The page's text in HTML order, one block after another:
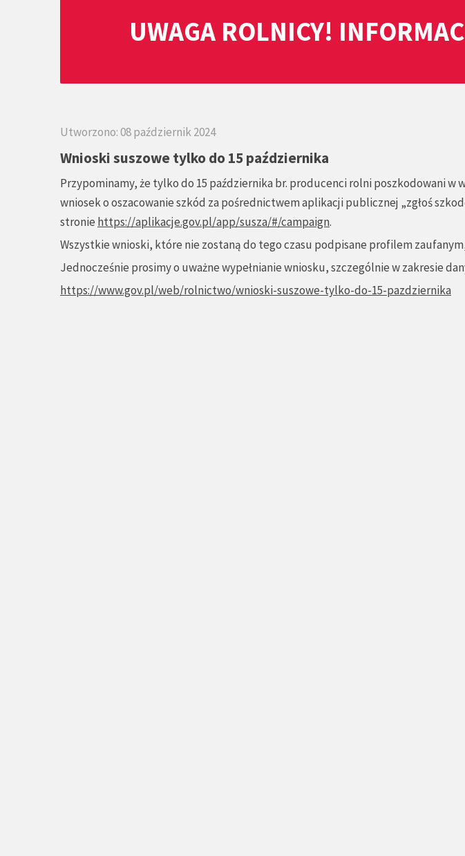
UWAGA ROLNICY!
Utworzono: 08 październik 2024
Wnioski suszowe tylko do 15 października
Przypominamy, że tylko do 15 października br. producenci rolni poszkodowani w
wniosek o oszacowanie szkód za pośrednictwem aplikacji publicznej „zgłoś
stronie https://aplikacje.gov.pl/app/susza/#/campaign.
Wszystkie wnioski, które nie zostaną do tego czasu podpisane profilem
Jednocześnie prosimy o uważne wypełnianie wniosku, szczególnie w zakresie
https://www.gov.pl/web/rolnictwo/wnioski-suszowe-tylko-do-15-pazdziernika